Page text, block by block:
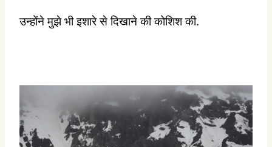
उन्होंने मुझे भी इशारे से दिखाने की कोशिश की.